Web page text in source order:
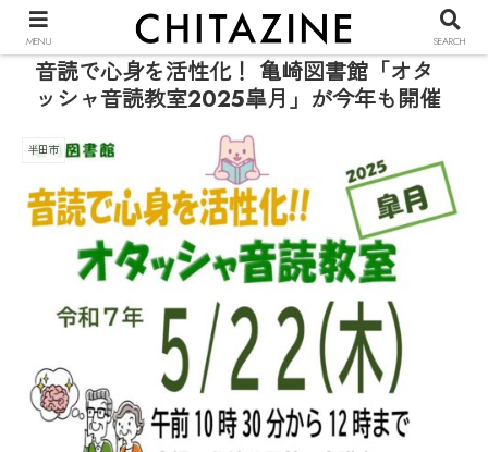
音読で心身を活性化！ 亀崎図書館「オタ
ッシャ音読教室2025皐月」が今年も開催
半田市
MENU SEARCH